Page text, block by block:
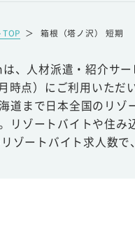
＞ 箱根（塔ノ沢） 短期
、人材派遣・紹介サ
時点）にご利用いただ
道まで日本全国のリ
リゾートバイトや住
ゾートバイト求人数で